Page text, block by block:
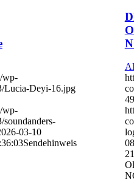
wp-
Lucia-Deyi-16.jpg
wp-
soundanders-
03-10
Sendehinweis